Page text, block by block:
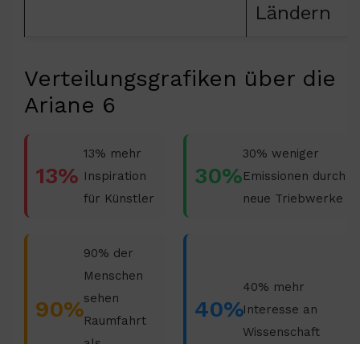
Ländern
Verteilungsgrafiken über die
Ariane 6
13%
13% mehr
Inspiration
für Künstler
30%
30% weniger
Emissionen durch
neue Triebwerke
90%
90% der
Menschen
sehen
Raumfahrt
40%
40% mehr
Interesse an
Wissenschaft